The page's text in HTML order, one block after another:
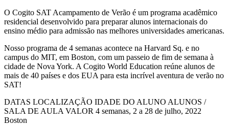
O Cogito SAT Acampamento de Verão é um programa acadêmico
residencial desenvolvido para preparar alunos internacionais do
ensino médio para admissão nas melhores universidades americanas.
Nosso programa de 4 semanas acontece na Harvard Sq. e no
campus do MIT, em Boston, com um passeio de fim de semana à
cidade de Nova York. A Cogito World Education reúne alunos de
mais de 40 países e dos EUA para esta incrível aventura de verão no
SAT!
DATAS LOCALIZAÇÃO IDADE DO ALUNO ALUNOS /
SALA DE AULA VALOR 4 semanas, 2 a 28 de julho, 2022
Boston